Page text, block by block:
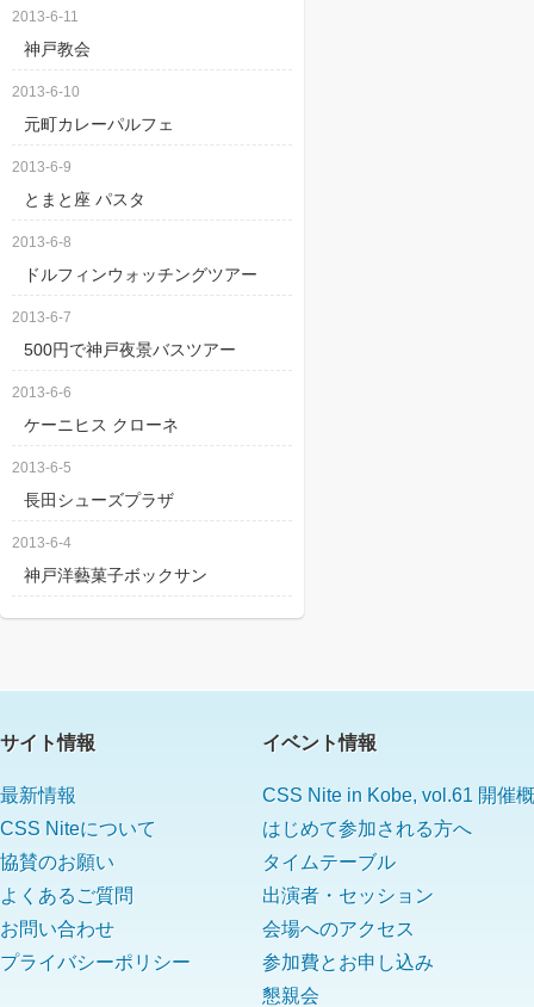
2013-6-11
神戸教会
2013-6-10
元町カレーパルフェ
2013-6-9
とまと座 パスタ
2013-6-8
ドルフィンウォッチングツアー
2013-6-7
500円で神戸夜景バスツアー
2013-6-6
ケーニヒス クローネ
2013-6-5
長田シューズプラザ
2013-6-4
神戸洋藝菓子ボックサン
サイト情報
最新情報
CSS Niteについて
協賛のお願い
よくあるご質問
お問い合わせ
プライバシーポリシー
イベント情報
CSS Nite in Kobe, vol.61 開催
はじめて参加される方へ
タイムテーブル
出演者・セッション
会場へのアクセス
参加費とお申し込み
懇親会